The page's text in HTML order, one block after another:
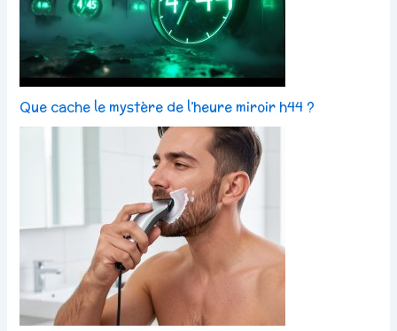
Que cache le mystère de l’heure miroir h44 ?